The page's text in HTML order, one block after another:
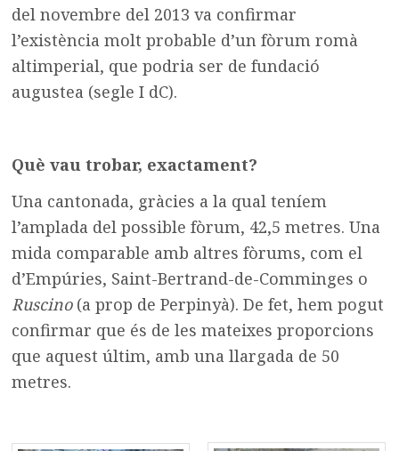
del novembre del 2013 va confirmar
l’existència molt probable d’un fòrum romà
altimperial, que podria ser de fundació
augustea (segle I dC).
Què vau trobar, exactament?
Una cantonada, gràcies a la qual teníem
l’amplada del possible fòrum, 42,5 metres. Una
mida comparable amb altres fòrums, com el
d’Empúries, Saint-Bertrand-de-Comminges o
Ruscino(a prop de Perpinyà). De fet, hem pogut
confirmar que és de les mateixes proporcions
que aquest últim, amb una llargada de 50
metres.